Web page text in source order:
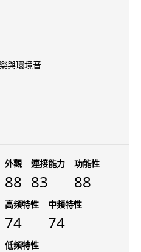
與環境音
外觀
88
連接能力
83
功能性
88
高頻特性
74
中頻特性
74
低頻特性